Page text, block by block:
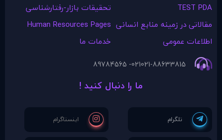
TEST PDA
تحقیقات بازار-رفتارشناسی
مقالاتی در زمينه منابع انسانی Human Resources Pages
اطلاعات عمومی
خدمات ما
021-88633815
021- 89784565
ما را دنبال کنید !